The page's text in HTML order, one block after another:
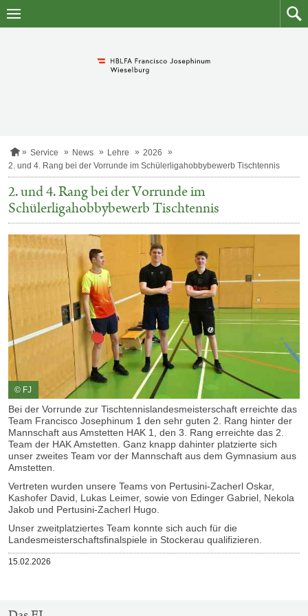
Zum
Zum
S
t
t
s
e
Service News Lehre
2026
2. und 4. Rang bei der Vorrunde im Schülerligahobbybewerb Tischtennis
2. und 4. Rang bei der Vorrunde im
Schülerligahobbybewerb Tischtennis
© FJ
Bei der Vorrunde zur Tischtennislandesmeisterschaft erreichte das
Team Francisco Josephinum 1 den sehr guten 2. Rang hinter der
Mannschaft aus Amstetten HAK 1, den 3. Rang erreichte das 2.
Team der HAK Amstetten. Ganz knapp dahinter platzierte sich
unser zweites Team vor der Mannschaft aus dem Gymnasium aus
Amstetten.
Vertreten wurden unsere Teams von Pertusini-Zacherl Oskar,
Kashofer David, Lukas Leimer, sowie von Edinger Gabriel, Nekola
Jakob und Pertusini-Zacherl Hugo.
Unser zweitplatziertes Team konnte sich auch für die
Landesmeisterschaftsfinalspiele in Stockerau qualifizieren.
Veröffentlicht
15.02.2026
SITEMAP-